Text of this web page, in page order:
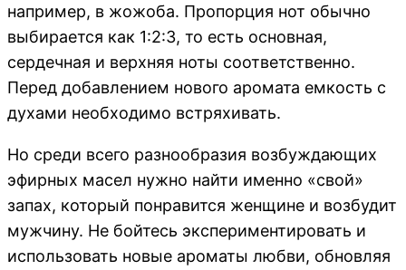
например, в жожоба. Пропорция нот обычно
выбирается как 1:2:3, то есть основная,
сердечная и верхняя ноты соответственно.
Перед добавлением нового аромата емкость с
духами необходимо встряхивать.
Но среди всего разнообразия возбуждающих
эфирных масел нужно найти именно «свой»
запах, который понравится женщине и возбудит
мужчину. Не бойтесь экспериментировать и
использовать новые ароматы любви, обновляя